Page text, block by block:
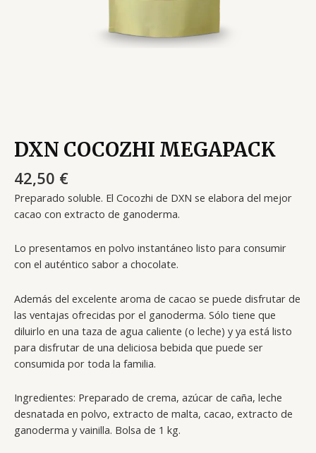
DXN COCOZHI MEGAPACK
42,50 €
Preparado soluble. El Cocozhi de DXN se elabora del mejor
cacao con extracto de ganoderma.
Lo presentamos en polvo instantáneo listo para consumir
con el auténtico sabor a chocolate.
Además del excelente aroma de cacao se puede disfrutar de
las ventajas ofrecidas por el ganoderma. Sólo tiene que
diluirlo en una taza de agua caliente (o leche) y ya está listo
para disfrutar de una deliciosa bebida que puede ser
consumida por toda la familia.
Ingredientes: Preparado de crema, azúcar de caña, leche
desnatada en polvo, extracto de malta, cacao, extracto de
ganoderma y vainilla. Bolsa de 1 kg.